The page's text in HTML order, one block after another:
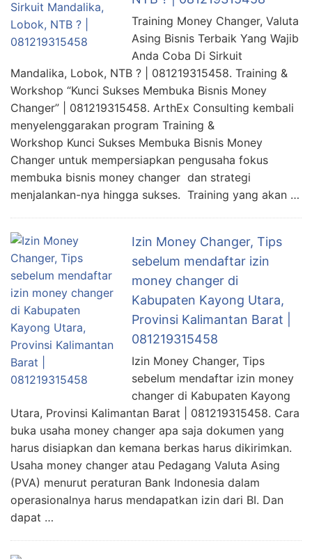
Training Money Changer, Valuta
Asing Bisnis Terbaik Yang Wajib
Anda Coba Di Sirkuit
Mandalika, Lobok, NTB ? | 081219315458. Training &
Workshop “Kunci Sukses Membuka Bisnis Money
Changer” | 081219315458. ArthEx Consulting kembali
menyelenggarakan program Training &
Workshop Kunci Sukses Membuka Bisnis Money
Changer untuk mempersiapkan pengusaha fokus
membuka bisnis money changer dan strategi
menjalankan-nya hingga sukses. Training yang akan …
Izin Money Changer, Tips
sebelum mendaftar izin
money changer di
Kabupaten Kayong Utara,
Provinsi Kalimantan Barat |
081219315458
Izin Money Changer, Tips
sebelum mendaftar izin money
changer di Kabupaten Kayong
Utara, Provinsi Kalimantan Barat | 081219315458. Cara
buka usaha money changer apa saja dokumen yang
harus disiapkan dan kemana berkas harus dikirimkan.
Usaha money changer atau Pedagang Valuta Asing
(PVA) menurut peraturan Bank Indonesia dalam
operasionalnya harus mendapatkan izin dari BI. Dan
dapat …